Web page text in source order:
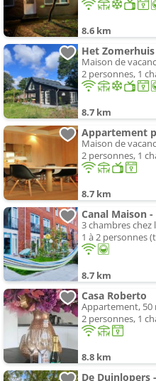
8.6 km
Het Zomerhuis
Maison de
2 personnes, 1
8.7 km
Appartement
Maison de
2 personnes, 1
8.7 km
Canal Maison
3 chambres
1 à 2 personnes
8.7 km
Casa Roberto
Appartement, 50
2 personnes, 1
8.8 km